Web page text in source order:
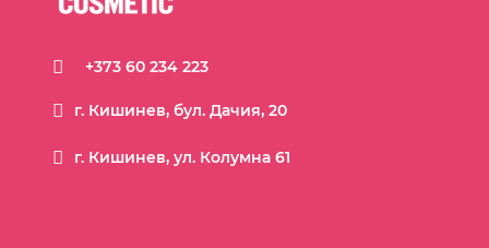
г. Кишинев, ул. Колумна 61
+373 60 234 223
г. Кишинев, бул. Дачия, 20